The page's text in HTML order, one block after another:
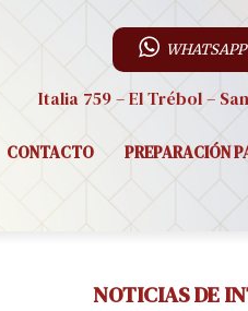
Italia 759 – El Trébol –
CONTACTO PREPARACIÓN
NOTICIAS DE